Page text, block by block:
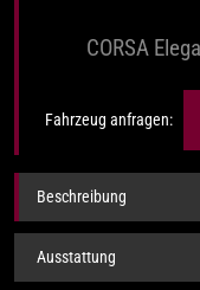
CORSA
Fahrzeug anfragen:
Beschreibung
Ausstattung